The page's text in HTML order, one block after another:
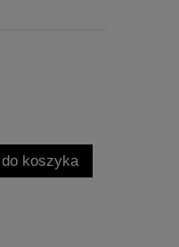
do koszyka